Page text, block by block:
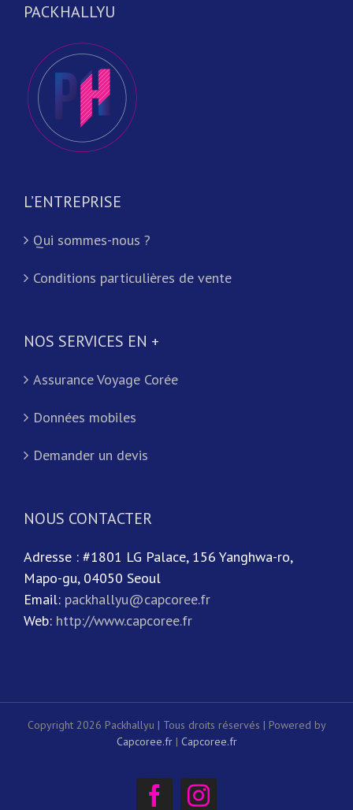
PACKHALLYU
L’ENTREPRISE
Qui sommes-nous ?
Conditions particulières de vente
NOS SERVICES EN +
Assurance Voyage Corée
Données mobiles
Demander un devis
NOUS CONTACTER
Adresse : #1801 LG Palace, 156 Yanghwa-ro,
Mapo-gu, 04050 Seoul
Email: packhallyu@capcoree.fr
Web: http://www.capcoree.fr
Copyright 2026 Packhallyu | Tous droits réservés | Powered by
Capcoree.fr| Capcoree.fr
FacebookInstagram